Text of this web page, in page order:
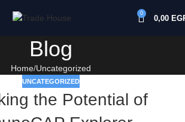
0
0,00
Blog
Home Uncategorized
UNCATEGORIZED
the Potential of